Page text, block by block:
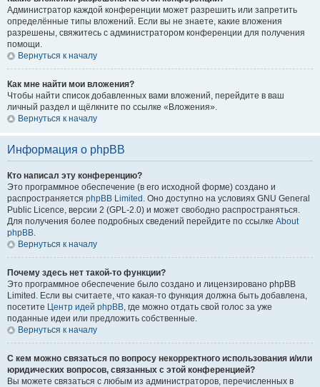
Администратор каждой конференции может разрешить или запретить
определённые типы вложений. Если вы не знаете, какие вложения
разрешены, свяжитесь с администратором конференции для получения
помощи.
Вернуться к началу
Как мне найти мои вложения?
Чтобы найти список добавленных вами вложений, перейдите в ваш
личный раздел и щёлкните по ссылке «Вложения».
Вернуться к началу
Информация о phpBB
Кто написал эту конференцию?
Это программное обеспечение (в его исходной форме) создано и
распространяется phpBB Limited . Оно доступно на условиях GNU General
Public Licence, версии 2 (GPL-2.0) и может свободно распространяться.
Для получения более подробных сведений перейдите по ссылке About
phpBB.
Вернуться к началу
Почему здесь нет такой-то функции?
Это программное обеспечение было создано и лицензировано phpBB
Limited. Если вы считаете, что какая-то функция должна быть добавлена,
посетите Центр идей phpBB, где можно отдать свой голос за уже
поданные идеи или предложить собственные.
Вернуться к началу
С кем можно связаться по вопросу некорректного использования и/или
юридических вопросов, связанных с этой конференцией?
Вы можете связаться с любым из администраторов, перечисленных в